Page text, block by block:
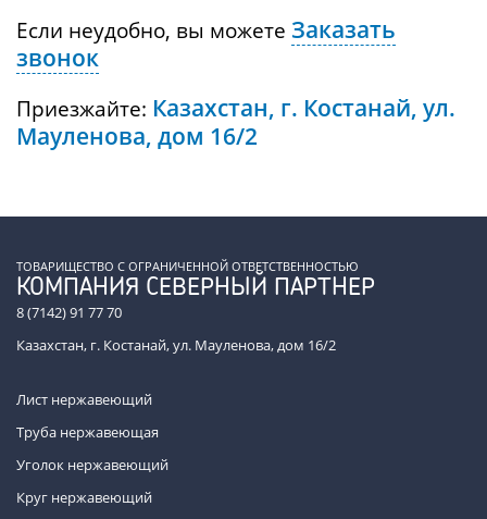
Если неудобно, вы можете Заказать
звонок
Приезжайте: Казахстан, г. Костанай, ул.
Мауленова, дом 16/2
ТОВАРИЩЕСТВО С ОГРАНИЧЕННОЙ ОТВЕТСТВЕННОСТЬЮ
КОМПАНИЯ СЕВЕРНЫЙ ПАРТНЕР
8 (7142) 91 77 70
Казахстан, г. Костанай, ул. Мауленова, дом 16/2
Лист нержавеющий
Труба нержавеющая
Уголок нержавеющий
Круг нержавеющий